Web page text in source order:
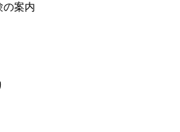
の案内